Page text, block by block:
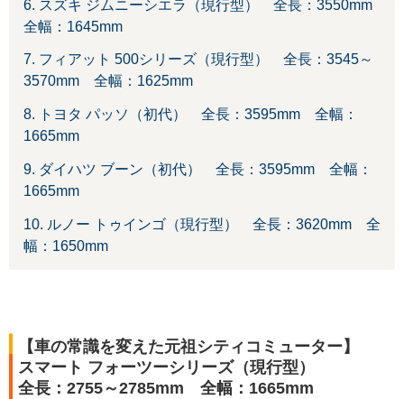
6. スズキ ジムニーシエラ（現行型） 全長：3550mm
全幅：1645mm
7. フィアット 500シリーズ（現行型） 全長：3545～
3570mm 全幅：1625mm
8. トヨタ パッソ（初代） 全長：3595mm 全幅：
1665mm
9. ダイハツ ブーン（初代） 全長：3595mm 全幅：
1665mm
10. ルノー トゥインゴ（現行型） 全長：3620mm 全
幅：1650mm
【車の常識を変えた元祖シティコミューター】
スマート フォーツーシリーズ（現行型）
全長：2755～2785mm 全幅：1665mm